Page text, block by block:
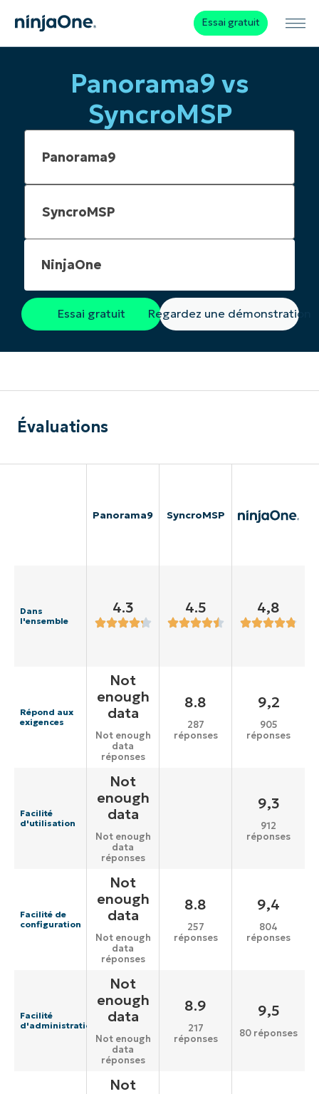
Essai gratuit
Panorama9 vs
SyncroMSP
NinjaOne
Essai gratuit Regardez une démonstration
Évaluations
Panorama9 SyncroMSP
Dans
l'ensemble
4.3 4.5 4,8
Répond aux
exigences
Not
enough
data
Not enough
data
réponses
8.8
287
réponses
9,2
905
réponses
Facilité
d'utilisation
Not
enough
data
Not enough
data
réponses
9,3
912
réponses
Facilité de
configuration
Not
enough
data
Not enough
data
réponses
8.8
257
réponses
9,4
804
réponses
Facilité
d'administration
Not
enough
data
Not enough
data
réponses
8.9
217
réponses
9,5
80 réponses
Not